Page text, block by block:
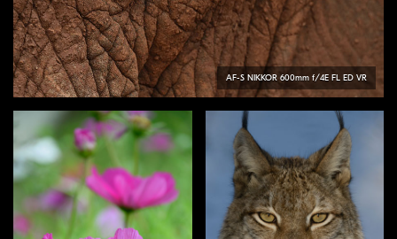
AF-S NIKKOR600mm f/4E FL ED VR